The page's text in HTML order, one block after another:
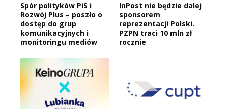
Spór polityków PiS i
Rozwój Plus – poszło o
dostęp do grup
komunikacyjnych i
monitoringu mediów
InPost nie będzie dalej
sponsorem
reprezentacji Polski.
PZPN traci 10 mln zł
rocznie